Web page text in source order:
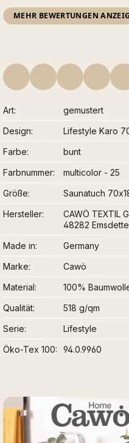
MEHR BEWERTUNGEN
Art
gemustert
Design
Lifestyle Karo
Farbe
bunt
Farbnummer
multicolor - 25
Größe
Saunatuch
Hersteller
CAWÖ TEXTIL
48282
Made in
Germany
Marke
Cawö
Material
100%
Qualität
518 g/qm
Serie
Lifestyle
Öko-Tex 100
94.0.9960